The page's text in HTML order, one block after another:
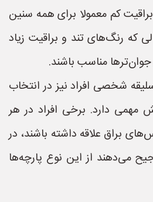
کم معمولا برای همه سنین
که رنگ‌های تند و براقیت زیاد
مناسب باشند.
شخصی افراد نیز در انتخاب
مهمی دارد. برخی افراد در هر
براق علاقه داشته باشند، در
می‌دهند از این نوع پارچه‌ها